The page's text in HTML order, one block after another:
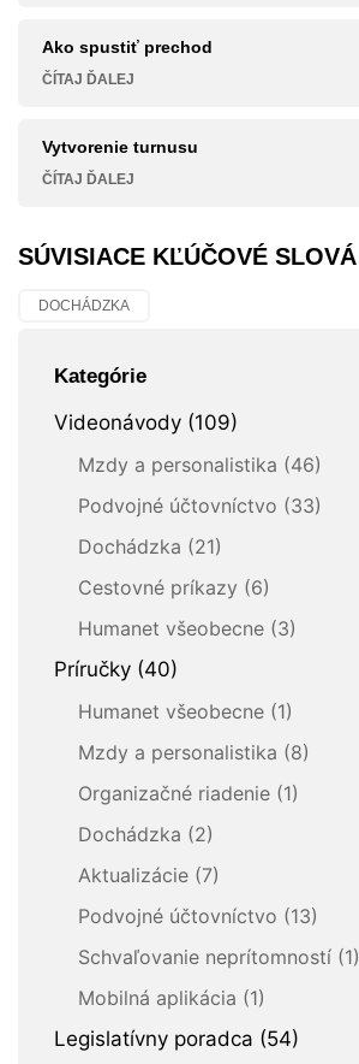
Ako spustiť prechod
ČÍTAJ ĎALEJ
Vytvorenie turnusu
ČÍTAJ ĎALEJ
SÚVISIACE KĽÚČOVÉ SLOVÁ
DOCHÁDZKA
Kategórie
Videonávody (109)
Mzdy a personalistika (46)
Podvojné účtovníctvo (33)
Dochádzka (21)
Cestovné príkazy (6)
Humanet všeobecne (3)
Príručky (40)
Humanet všeobecne (1)
Mzdy a personalistika (8)
Organizačné riadenie (1)
Dochádzka (2)
Aktualizácie (7)
Podvojné účtovníctvo (13)
Schvaľovanie neprítomností (1)
Mobilná aplikácia (1)
Legislatívny poradca (54)